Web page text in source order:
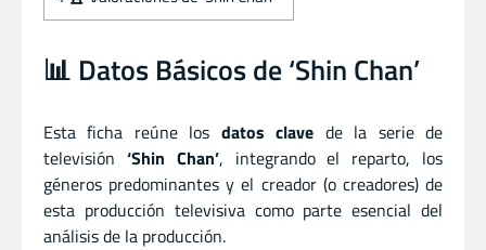
📊 Datos Básicos de ‘Shin Chan’
Esta ficha reúne los datos clave de la serie de
televisión ‘Shin Chan’, integrando el reparto, los
géneros predominantes y el creador (o creadores) de
esta producción televisiva como parte esencial del
análisis de la producción.